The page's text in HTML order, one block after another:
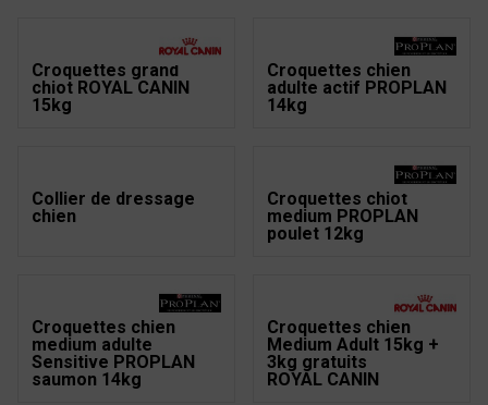
Croquettes grand
chiot ROYAL CANIN
15kg
Croquettes chien
adulte actif PROPLAN
14kg
Collier de dressage
chien
Croquettes chiot
medium PROPLAN
poulet 12kg
Croquettes chien
medium adulte
Sensitive PROPLAN
saumon 14kg
Croquettes chien
Medium Adult 15kg +
3kg gratuits
ROYAL CANIN